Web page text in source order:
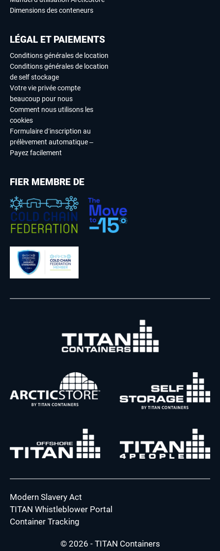
Dimensions des conteneurs
LÉGAL ET PAIEMENTS
Conditions générales de location
Conditions générales de location
de self stockage
Votre vie privée compte
beaucoup pour nous
Comment nous utilisons les
cookies
Formulaire d’inscription au
prélèvement automatique –
Payez facilement
FIER MEMBRE DE
Modern Slavery Act
TITAN Whistleblower Portal
Container Tracking
© 2026 - TITAN Containers